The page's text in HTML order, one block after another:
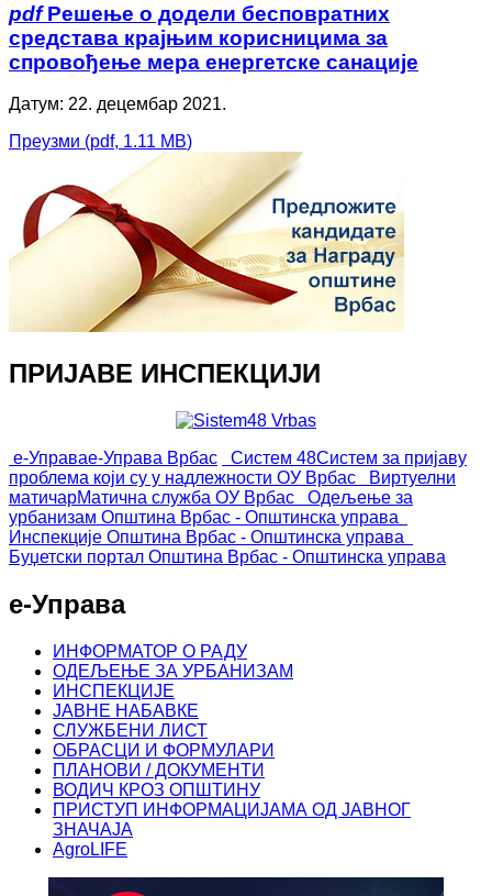
pdf Решење о додели бесповратних
средстава крајњим корисницима за
спровођење мера енергетске санације
Датум: 22. децембар 2021.
Преузми (pdf, 1.11 MB)
ПРИЈАВЕ ИНСПЕКЦИЈИ
е-Управае-Управа Врбас Систем 48Систем за пријаву
проблема који су у надлежности ОУ Врбас
Виртуелни
матичарМатична служба ОУ Врбас
Одељење за
урбанизам Општина Врбас - Општинска управа
Инспекције Општина Врбас - Општинска управа
Буџетски портал Општина Врбас - Општинска управа
е-Управа
ИНФОРМАТОР О РАДУ
ОДЕЉЕЊЕ ЗА УРБАНИЗАМ
ИНСПЕКЦИЈЕ
ЈАВНЕ НАБАВКЕ
СЛУЖБЕНИ ЛИСТ
ОБРАСЦИ И ФОРМУЛАРИ
ПЛАНОВИ / ДОКУМЕНТИ
ВОДИЧ КРОЗ ОПШТИНУ
ПРИСТУП ИНФОРМАЦИЈАМА ОД ЈАВНОГ
ЗНАЧАЈА
AgroLIFE